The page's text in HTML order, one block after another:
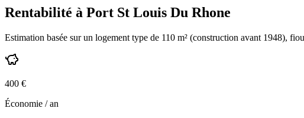
Rentabilité à Port St Louis Du Rhone
Estimation basée sur un logement type de 110 m² (construction avant 1948),
400 €
Économie / an